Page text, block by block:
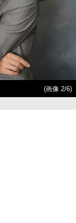
(画像 2/6)